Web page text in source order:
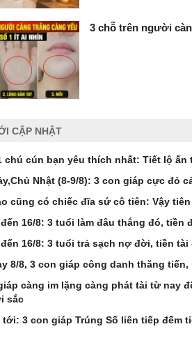
3 chỗ trên người
CẬP NHẬT
chú cún bạn yêu thích nhất: Tiết lộ
Nhật (8-9/8): 3 con giáp cực đỏ
cũng có chiếc đĩa sứ cô tiên: Vậy
16/8: 3 tuổi làm đâu thắng đó, tiền
16/8: 3 tuổi trả sạch nợ đời, tiền tài
8/8, 3 con giáp công danh thăng
càng im lặng càng phát tài từ nay
sắc
tới: 3 con giáp Trúng Số liên tiếp đếm